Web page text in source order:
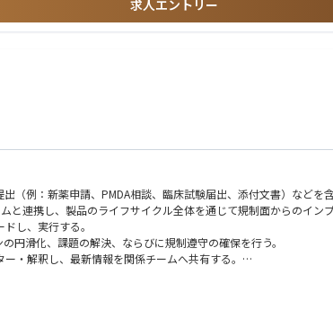
求人エントリー
（例：新薬申請、PMDA相談、臨床試験届出、添付文書）などを
連携し、製品のライフサイクル全体を通じて規制面からのインプ
し、実行する。
円滑化、課題の解決、ならびに規制遵守の確保を行う。
・解釈し、最新情報を関係チームへ共有する。
維持を支援する。
よび規制業務の卓越性（regulatory excellence）を促進する。